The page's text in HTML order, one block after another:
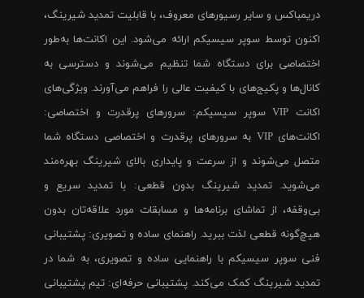
دریمباکس و سایر رسیورهای معروف، با قابلیت تمدید شیرینگ،
اکنون توسط سوپر سیسیکم ارائه می‌شود. این اکانت‌ها به‌طور
اختصاصی برای دستگاه شما تنظیم می‌شوند و دسترسی به
کانال‌ها و پکیج‌های با کیفیت عالی را فراهم می‌آورند. ویژگی‌های
اکانت VIP سوپر سیسیکم: سرورهای پرقدرت و اختصاصی:
اکانت‌های VIP به سرورهای پرقدرت و اختصاصی دستگاه شما
متصل می‌شوند و از سرعت و پایداری بالای شیرینگ بهره‌مند
می‌شوید. تمدید شیرینگ بدون قطعی: با تمدید سریع و
بی‌وقفه، از تماشای برنامه‌ها و مسابقات مورد علاقه‌تان بدون
هیچ‌گونه قطعی لذت ببرید. راهنمای ساده و تصویری: پشتیبانی
فنی سوپر سیسیکم با راهنمایی ساده و تصویری، به شما در
تمدید شیرینگ کمک می‌کند. پشتیبانی حرفه‌ای: تیم پشتیبانی